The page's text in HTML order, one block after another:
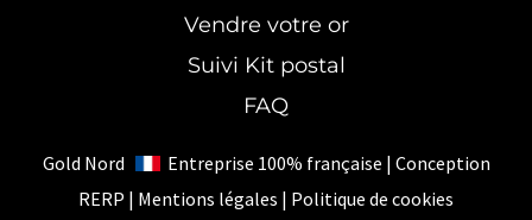
Vendre votre or
Suivi Kit postal
FAQ
Gold Nord
Entreprise 100% française | Conception
RERP | Mentions légales | Politique de cookies